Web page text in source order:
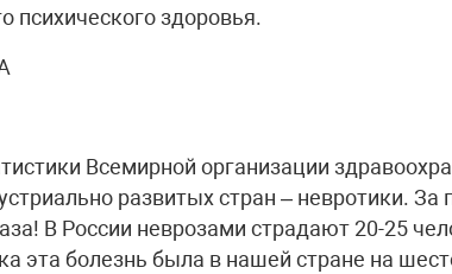
психического здоровья.
Всемирной организации
развитых стран – невротики. За
В России неврозами страдают 20-25
эта болезнь была в нашей стране на